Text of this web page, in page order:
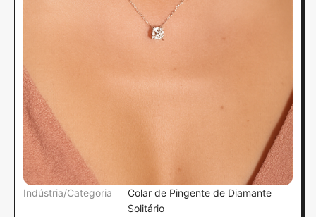
Indústria/Categoria
Colar de Pingente de Diamante
Solitário